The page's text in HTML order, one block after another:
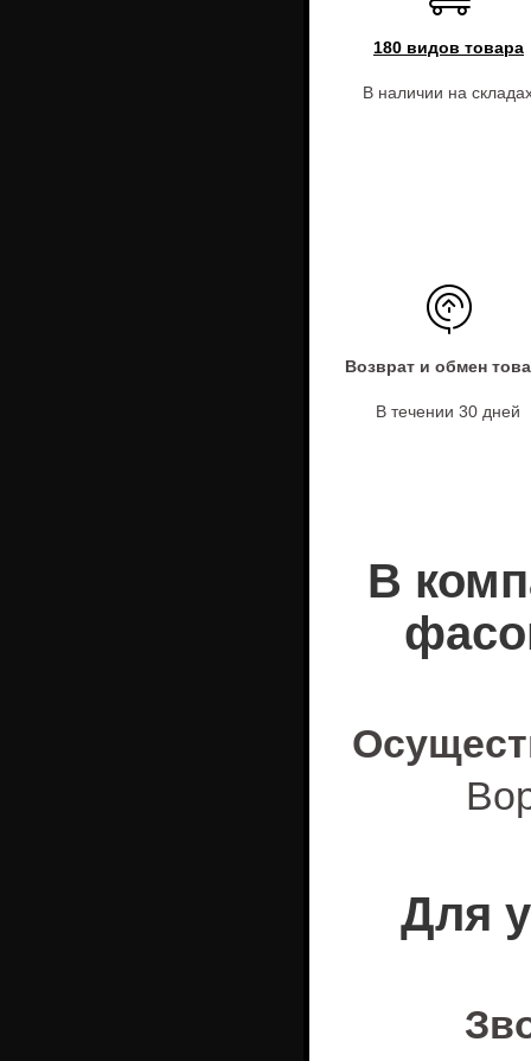
180 видов товара
В наличии на
Возврат и обмен
В течении 30 дней
В
Для